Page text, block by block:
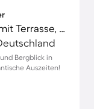
Wunderschöne Ferienwohnung mit Terrasse, Grill und privatem Pool | Naturblick
Bergblick in
Auszeiten!